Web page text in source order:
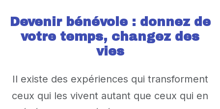
Devenir bénévole : donnez de
votre temps, changez des
vies
Il existe des expériences qui transforment
ceux qui les vivent autant que ceux qui en